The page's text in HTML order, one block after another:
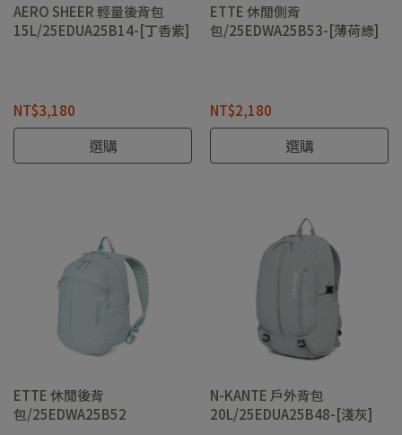
AERO SHEER 輕量後背包
15L/25EDUA25B14-[丁香紫]
NT$3,180
選購
ETTE 休閒側背
包/25EDWA25B53-[薄荷綠]
NT$2,180
選購
ETTE 休閒後背
包/25EDWA25B52
N-KANTE 戶外背包
20L/25EDUA25B48-[淺灰]